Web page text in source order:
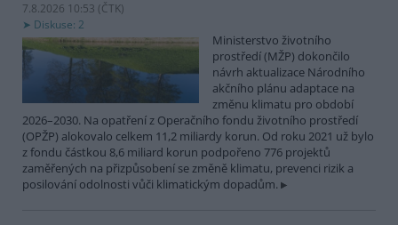
7.8.2026 10:53 (ČTK)
Diskuse: 2
Ministerstvo životního
prostředí (MŽP) dokončilo
návrh aktualizace Národního
akčního plánu adaptace na
změnu klimatu pro období
2026–2030. Na opatření z Operačního fondu životního prostředí
(OPŽP) alokovalo celkem 11,2 miliardy korun. Od roku 2021 už bylo
z fondu částkou 8,6 miliard korun podpořeno 776 projektů
zaměřených na přizpůsobení se změně klimatu, prevenci rizik a
posilování odolnosti vůči klimatickým dopadům.